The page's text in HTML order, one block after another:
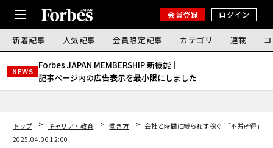
会員登録 ログイン
新着記事 人気記事 会員限定記事 カテゴリ 連載
NEWS
Forbes JAPAN MEMBERSHIP 新機能｜
記事ページ内の広告表示を最小限にしました
トップ キャリア・教育 働き方
会社と時間に縛られず稼ぐ 「不労所得」を
2025.04.06 12:00